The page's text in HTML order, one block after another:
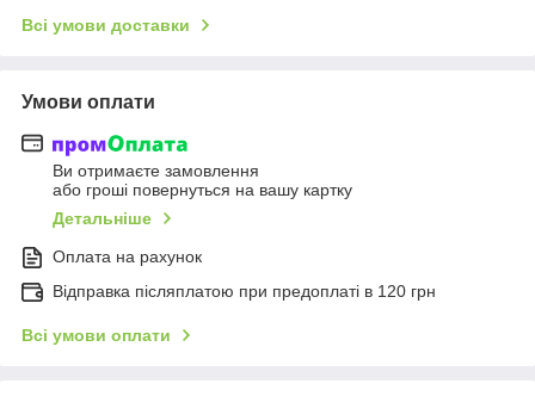
Всі умови доставки
Умови оплати
Ви отримаєте замовлення
або гроші повернуться на вашу картку
Детальніше
Оплата на рахунок
Відправка післяплатою при предоплаті в 120 грн
Всі умови оплати